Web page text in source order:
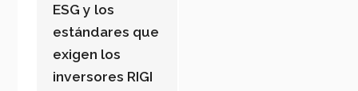
ESG y los
estándares que
exigen los
inversores RIGI